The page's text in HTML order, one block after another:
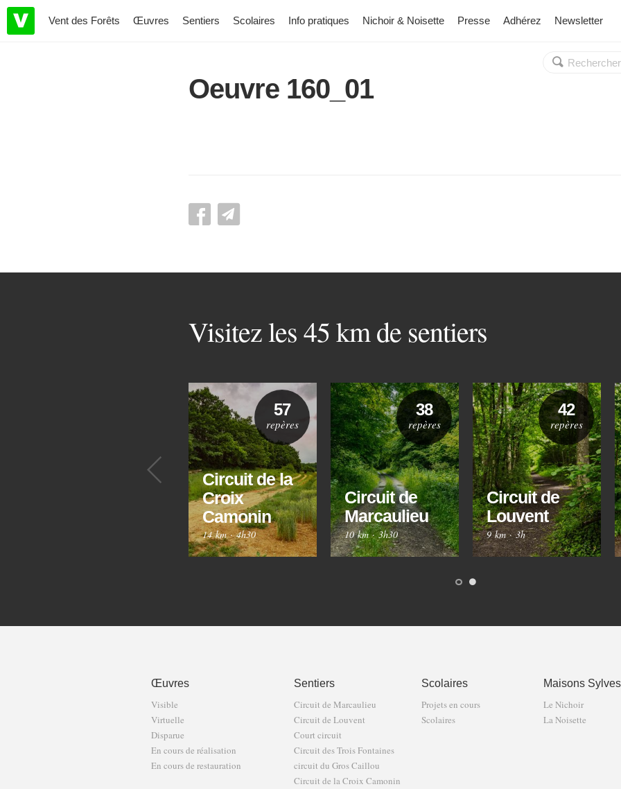
Vent des Forêts Œuvres Sentiers Scolaires Info pratiques Nichoir & Noisette Presse Adhérez Newsletter
Rechercher :
OK
Oeuvre 160_01
Visitez les 45 km de sentiers
Précédent
Circuit de la
Croix
Camonin
14 km·4h30
57
repères
Circuit de
Marcaulieu
10 km·3h30
38
repères
Circuit de
Louvent
9 km·3h
42
repères
Œuvres
Visible
Virtuelle
Disparue
En cours de réalisation
En cours de restauration
Sentiers
Circuit de Marcaulieu
Circuit de Louvent
Court circuit
Circuit des Trois Fontaines
circuit du Gros Caillou
Circuit de la Croix Camonin
Scolaires
Projets en cours
Scolaires
Maisons
Le Nichoir
La Noisette